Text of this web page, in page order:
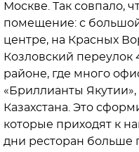
Москве. Так совпало,
помещение: с
центре, на Красных
Козловский переулок
районе, где много
«Бриллианты Якутии»,
Казахстана. Это
которые приходят к
дни ресторан больше